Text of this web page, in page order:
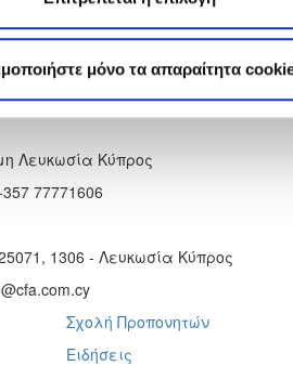
μόνο τα απαραίτητα
Λευκωσία Κύπρος
77771606
1306 - Λευκωσία Κύπρος
Σχολή Προπονητών
Ειδήσεις